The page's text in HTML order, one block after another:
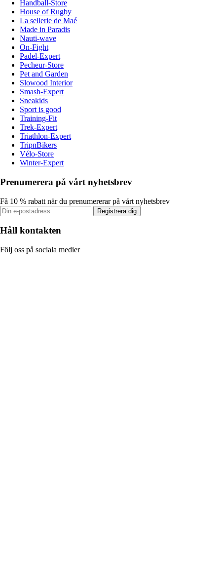
Handball-Store
House of Rugby
La sellerie de Maé
Made in Paradis
Nauti-wave
On-Fight
Padel-Expert
Pecheur-Store
Pet and Garden
Slowood Interior
Smash-Expert
Sneakids
Sport is good
Training-Fit
Trek-Expert
Triathlon-Expert
TripnBikers
Vélo-Store
Winter-Expert
Prenumerera på vårt nyhetsbrev
Få 10 % rabatt när du prenumererar på vårt nyhetsbrev
Registrera dig
Håll kontakten
Följ oss på sociala medier